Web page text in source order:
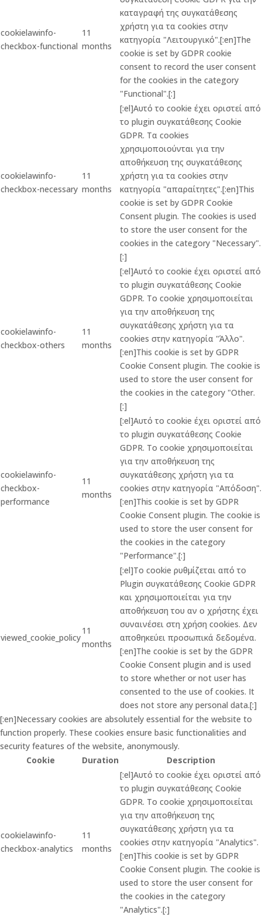
cookielawinfo-
checkbox-functional
11
months
καταγραφή της συγκατάθεσης
χρήστη για τα cookies στην
κατηγορία "Λειτουργικό".[:en]The
cookie is set by GDPR cookie
consent to record the user consent
for the cookies in the category
"Functional".[:]
cookielawinfo-
checkbox-necessary
11
months
[:el]Αυτό το cookie έχει οριστεί από
το plugin συγκατάθεσης Cookie
GDPR. Τα cookies
χρησιμοποιούνται για την
αποθήκευση της συγκατάθεσης
χρήστη για τα cookies στην
κατηγορία "απαραίτητες".[:en]This
cookie is set by GDPR Cookie
Consent plugin. The cookies is used
to store the user consent for the
cookies in the category "Necessary".
[:]
cookielawinfo-
checkbox-others
11
months
[:el]Αυτό το cookie έχει οριστεί από
το plugin συγκατάθεσης Cookie
GDPR. Το cookie χρησιμοποιείται
για την αποθήκευση της
συγκατάθεσης χρήστη για τα
cookies στην κατηγορία "Άλλο".
[:en]This cookie is set by GDPR
Cookie Consent plugin. The cookie is
used to store the user consent for
the cookies in the category "Other.
[:]
cookielawinfo-
checkbox-
performance
11
months
[:el]Αυτό το cookie έχει οριστεί από
το plugin συγκατάθεσης Cookie
GDPR. Το cookie χρησιμοποιείται
για την αποθήκευση της
συγκατάθεσης χρήστη για τα
cookies στην κατηγορία "Απόδοση".
[:en]This cookie is set by GDPR
Cookie Consent plugin. The cookie is
used to store the user consent for
the cookies in the category
"Performance".[:]
viewed_cookie_policy
11
months
[:el]Το cookie ρυθμίζεται από το
Plugin συγκατάθεσης Cookie GDPR
και χρησιμοποιείται για την
αποθήκευση του αν ο χρήστης έχει
συναινέσει στη χρήση cookies. Δεν
αποθηκεύει προσωπικά δεδομένα.
[:en]The cookie is set by the GDPR
Cookie Consent plugin and is used
to store whether or not user has
consented to the use of cookies. It
does not store any personal data.[:]
[:en]Necessary cookies are absolutely essential for the website to
function properly. These cookies ensure basic functionalities and
security features of the website, anonymously.
Cookie
Duration Description
cookielawinfo-
checkbox-analytics
11
months
[:el]Αυτό το cookie έχει οριστεί από
το plugin συγκατάθεσης Cookie
GDPR. Το cookie χρησιμοποιείται
για την αποθήκευση της
συγκατάθεσης χρήστη για τα
cookies στην κατηγορία "Analytics".
[:en]This cookie is set by GDPR
Cookie Consent plugin. The cookie is
used to store the user consent for
the cookies in the category
"Analytics".[:]